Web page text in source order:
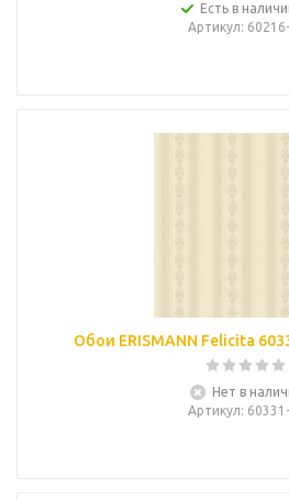
Есть в
Артикул:
Обои ERISMANN Felicita
Нет в
Артикул: